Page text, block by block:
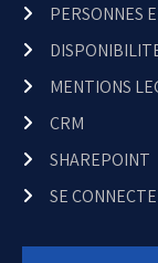
PERSONNES
MENTIONS
CRM
SHAREPOINT
SE